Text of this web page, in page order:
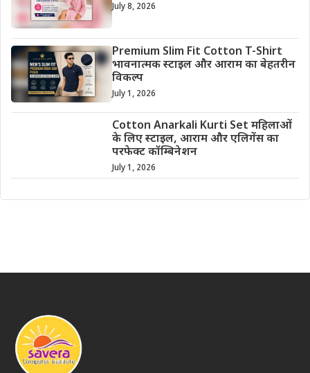
July 8, 2026
Premium Slim Fit Cotton T-Shirt
भावनात्मक स्टाइल और आराम का बेहतरीन
विकल्प
July 1, 2026
Cotton Anarkali Kurti Set महिलाओं
के लिए स्टाइल, आराम और एलिगेंस का
परफेक्ट कॉम्बिनेशन
July 1, 2026